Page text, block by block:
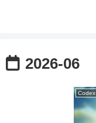
2026-06
Codex